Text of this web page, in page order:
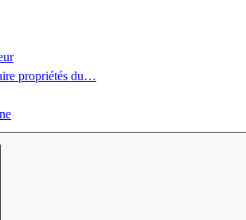
propriétés du…